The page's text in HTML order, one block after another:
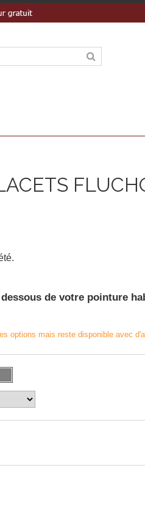
de votre pointure
options mais reste disponible avec